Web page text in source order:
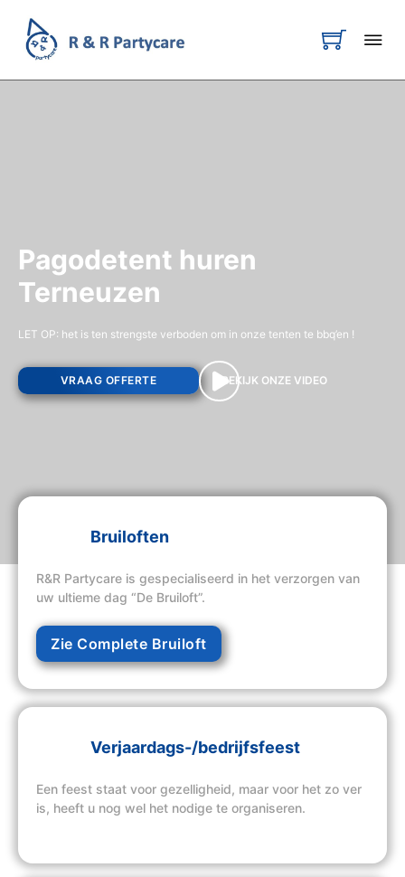
Pagodetent huren
Terneuzen
LET OP: het is ten strengste verboden om in onze tenten te bbq’en !
VRAAG OFFERTE BEKIJK ONZE VIDEO
Bruiloften
R&R Partycare is gespecialiseerd in het verzorgen van
uw ultieme dag “De Bruiloft”.
Zie Complete Bruiloft
Verjaardags-/bedrijfsfeest
Een feest staat voor gezelligheid, maar voor het zo ver
is, heeft u nog wel het nodige te organiseren.